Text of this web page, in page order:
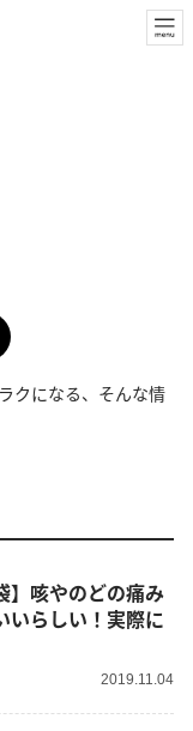
クになる、そんな情
】咳やのどの痛み
いらしい！実際に
2019.11.04